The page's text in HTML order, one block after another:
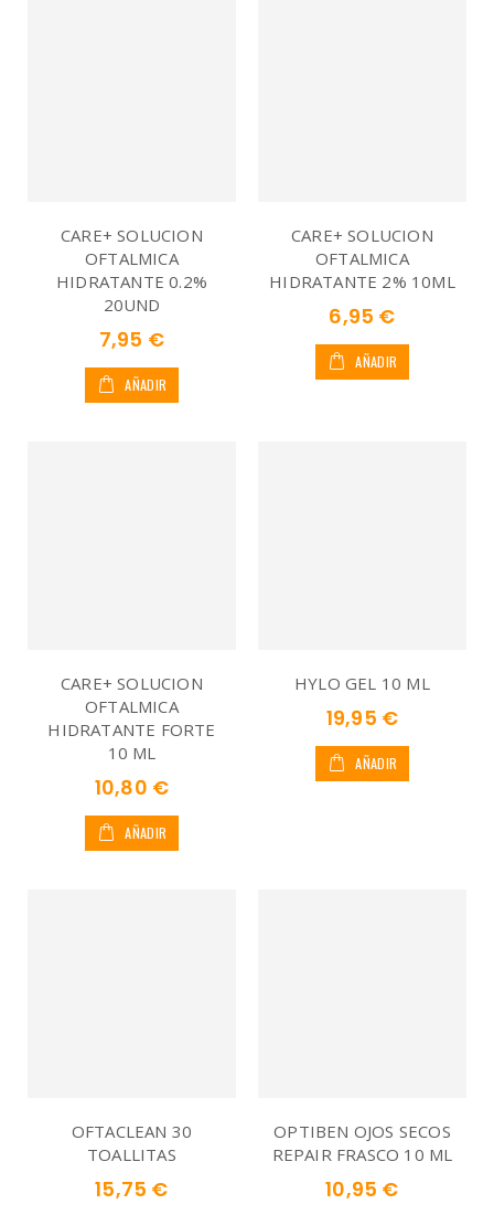
CARE+ SOLUCION
OFTALMICA
HIDRATANTE 0.2%
20UND
7,95 €
AÑADIR
CARE+ SOLUCION
OFTALMICA
HIDRATANTE 2% 10ML
6,95 €
AÑADIR
CARE+ SOLUCION
OFTALMICA
HIDRATANTE FORTE
10 ML
10,80 €
AÑADIR
HYLO GEL 10 ML
19,95 €
AÑADIR
OFTACLEAN 30
TOALLITAS
15,75 €
OPTIBEN OJOS SECOS
REPAIR FRASCO 10 ML
10,95 €